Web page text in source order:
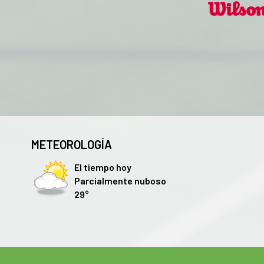
METEOROLOGÍA
El tiempo hoy
Parcialmente nuboso
29°